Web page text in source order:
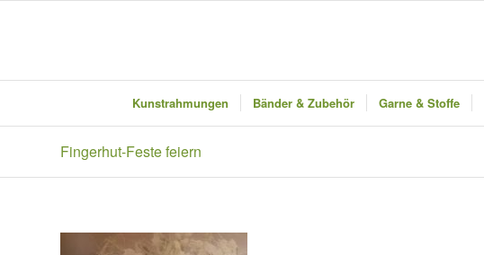
Kunstrahmungen Bänder & Zubehör Garne & Stoffe
Fingerhut-Feste feiern